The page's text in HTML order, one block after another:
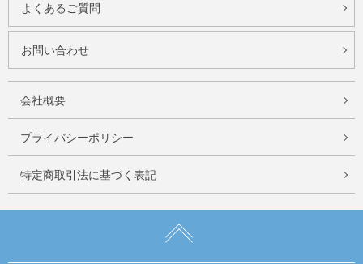
よくあるご質問
お問い合わせ
会社概要
プライバシーポリシー
特定商取引法に基づく表記